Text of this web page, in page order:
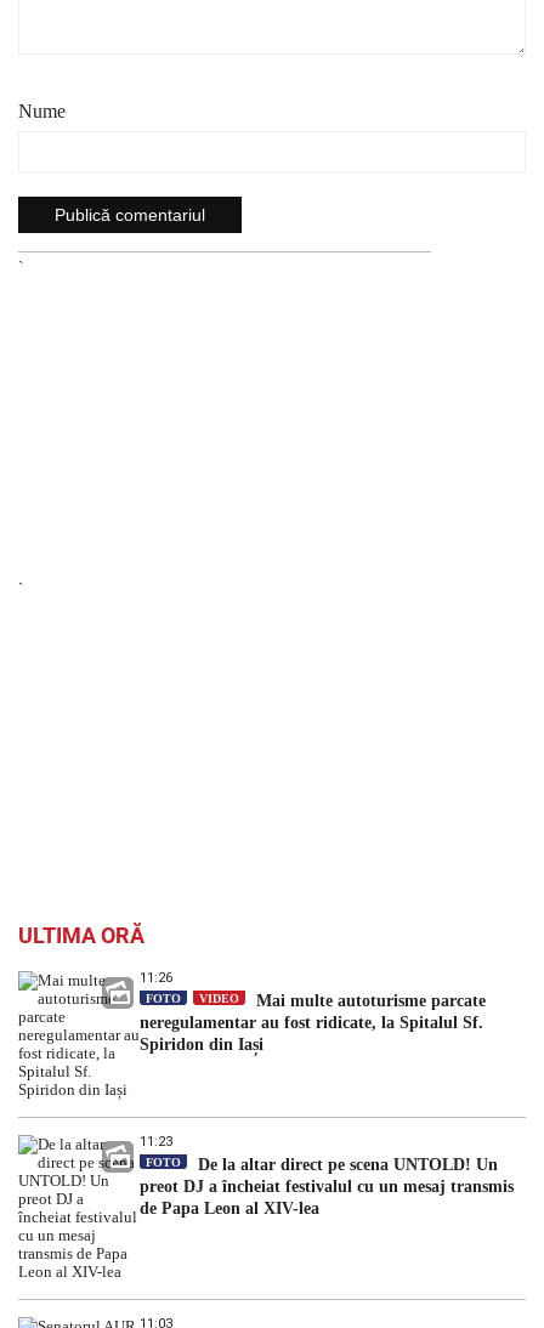
Nume
`
`
ULTIMA ORĂ
11:26
FOTO VIDEO
Mai multe autoturisme parcate
neregulamentar au fost ridicate, la Spitalul Sf.
Spiridon din Iași
11:23
FOTO
De la altar direct pe scena UNTOLD! Un
preot DJ a încheiat festivalul cu un mesaj transmis
de Papa Leon al XIV-lea
11:03